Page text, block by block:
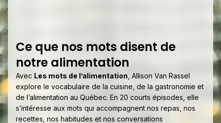
Ce que nos mots disent de
notre alimentation
Avec Les mots de l’alimentation , Allison Van Rassel
explore le vocabulaire de la cuisine, de la gastronomie et
de l’alimentation au Québec. En 20 courts épisodes, elle
s’intéresse aux mots qui accompagnent nos repas, nos
recettes, nos habitudes et nos conversations